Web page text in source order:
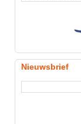
Nieuwsbrief